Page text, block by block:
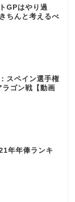
GPはやり過
ちんと考えるべ
スペイン選手権
ラゴン戦【動画
年年俸ランキ